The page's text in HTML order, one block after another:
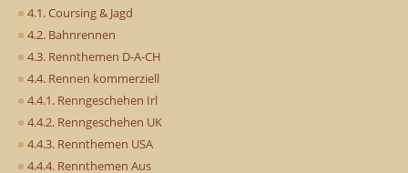
4.1. Coursing & Jagd
4.2. Bahnrennen
4.3. Rennthemen D-A-CH
4.4. Rennen kommerziell
4.4.1. Renngeschehen Irl
4.4.2. Renngeschehen UK
4.4.3. Rennthemen USA
4.4.4. Rennthemen Aus